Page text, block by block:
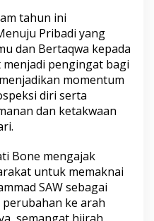
tahun ini
Pribadi yang
dan Bertaqwa kepada
menjadi pengingat bagi
momentum
diri serta
dan ketakwaan
Bone mengajak
untuk memaknai
SAW sebagai
ke arah